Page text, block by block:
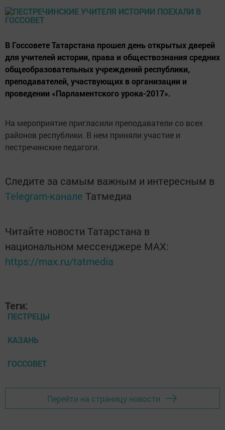
В Госсовете Татарстана прошел день открытых дверей
для учителей истории, права и обществознания средних
общеобразовательных учреждений республики,
преподавателей, участвующих в организации и
проведении «Парламентского урока-2017».
На мероприятие пригласили преподаватели со всех
районов республики. В нем приняли участие и
пестречинские педагоги.
Следите за самым важным и интересным в
Telegram-канале Татмедиа
Читайте новости Татарстана в
национальном мессенджере MАХ:
https://max.ru/tatmedia
Теги:
ПЕСТРЕЦЫ
КАЗАНЬ
ГОССОВЕТ
Перейти на страницу новости